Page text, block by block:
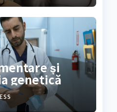
și
genetică